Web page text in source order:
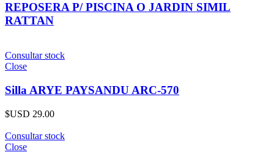
REPOSERA P/ PISCINA O JARDIN SIMIL
RATTAN
Consultar stock
Close
Silla ARYE PAYSANDU ARC-570
$USD 29.00
Consultar stock
Close